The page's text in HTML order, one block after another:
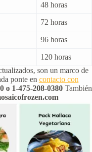
48 horas
72 horas
96 horas
120 horas
son un marco de
ponte en contacto con
o 1-475-208-0380También